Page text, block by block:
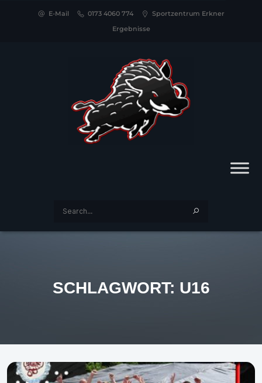
E-Mail 0173 4060 774
Sportzentrum Erkner
Ergebnisse
SCHLAGWORT: U16